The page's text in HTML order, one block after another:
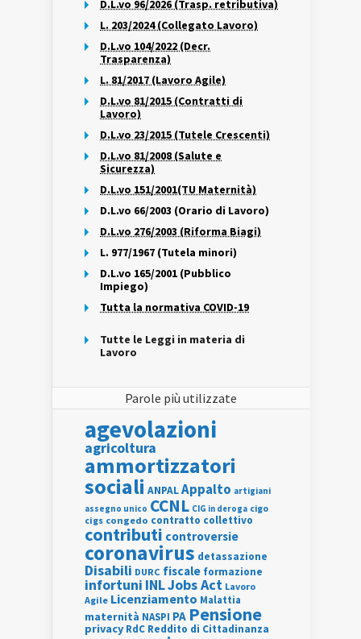
D.L.vo 96/2026 (Trasp. retributiva)
L. 203/2024 (Collegato Lavoro)
D.L.vo 104/2022 (Decr.
Trasparenza)
L. 81/2017 (Lavoro Agile)
D.L.vo 81/2015 (Contratti di
Lavoro)
D.L.vo 23/2015 (Tutele Crescenti)
D.L.vo 81/2008 (Salute e
Sicurezza)
D.L.vo 151/2001(TU Maternità)
D.L.vo 66/2003 (Orario di Lavoro)
D.L.vo 276/2003 (Riforma Biagi)
L. 977/1967 (Tutela minori)
D.L.vo 165/2001 (Pubblico
Impiego)
Tutta la normativa COVID-19
Tutte le Leggi in materia di
Lavoro
Parole più utilizzate
agevolazioni
agricoltura
ammortizzatori
sociali ANPALAppalto artigiani
assegno unico CCNL CIG in deroga cigo
cigs congedo contratto collettivo
contributi controversie
coronavirus detassazione
Disabili DURC fiscale formazione
infortuni INLJobs Act Lavoro
Agile Licenziamento Malattia
maternità NASPI PA Pensione
privacy RdC Reddito di Cittadinanza